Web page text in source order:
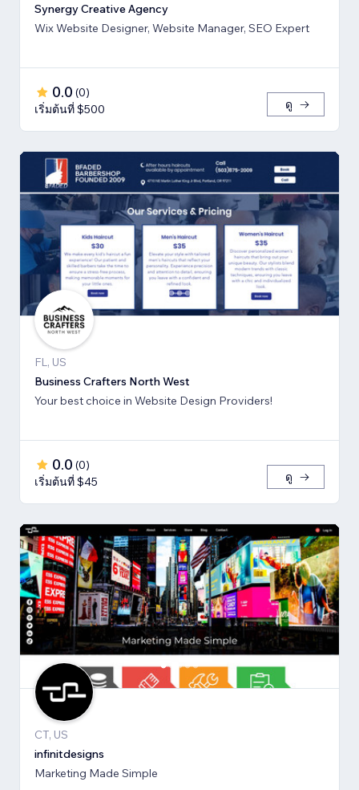
Synergy Creative Agency
Wix Website Designer, Website Manager, SEO Expert
0.0 (0)
เริ่มต้นที่ $500
ดู
FL, US
Business Crafters North West
Your best choice in Website Design Providers!
0.0 (0)
เริ่มต้นที่ $45
ดู
CT, US
infinitdesigns
Marketing Made Simple